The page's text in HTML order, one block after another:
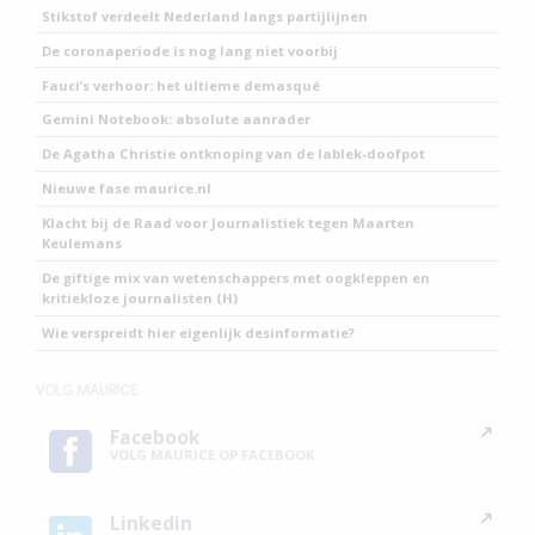
Stikstof verdeelt Nederland langs partijlijnen
De coronaperiode is nog lang niet voorbij
Fauci’s verhoor: het ultieme demasqué
Gemini Notebook: absolute aanrader
De Agatha Christie ontknoping van de lablek-doofpot
Nieuwe fase maurice.nl
Klacht bij de Raad voor Journalistiek tegen Maarten
Keulemans
De giftige mix van wetenschappers met oogkleppen en
kritiekloze journalisten (H)
Wie verspreidt hier eigenlijk desinformatie?
Facebook
Linkedin